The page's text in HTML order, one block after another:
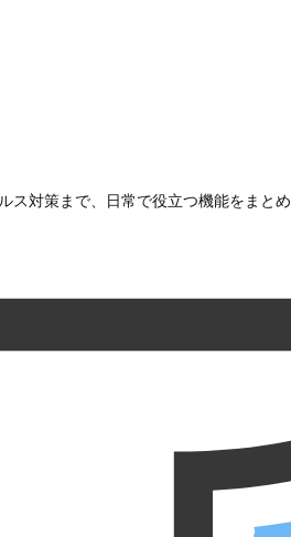
ス対策まで、日常で役立つ機能をまと